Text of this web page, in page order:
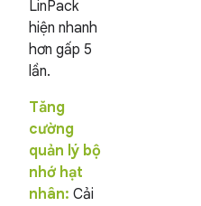
LinPack
hiện nhanh
hơn gấp 5
lần.
Tăng
cường
quản lý bộ
nhớ hạt
nhân: Cải